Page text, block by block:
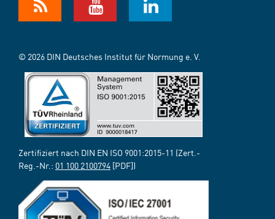
© 2026 DIN Deutsches Institut für Normung e. V.
Zertifiziert nach DIN EN ISO 9001:2015-11 (Zert.-
Reg.-Nr.: 01 100 2100794 [PDF])